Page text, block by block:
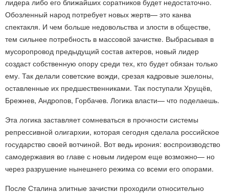
лидера либо его ближайших соратников будет недостаточно.
Обозленный народ потребует новых жертв— это канва
спектакля. И чем больше недовольства и злости в обществе,
тем сильнее потребность в массовой зачистке. Выбрасывая в
мусоропровод предыдущий состав актеров, новый лидер
создаст собственную опору среди тех, кто будет обязан только
ему. Так делали советские вожди, срезая кадровые эшелоны,
оставленные их предшественниками. Так поступали Хрущёв,
Брежнев, Андропов, Горбачев. Логика власти— что поделаешь.
Эта логика заставляет сомневаться в прочности системы
репрессивной олигархии, которая сегодня сделала российское
государство своей вотчиной. Вот ведь ирония: воспроизводство
самодержавия во главе с новым лидером еще возможно— но
через разрушение нынешнего режима со всеми его опорами.
После Сталина элитные зачистки проходили относительно